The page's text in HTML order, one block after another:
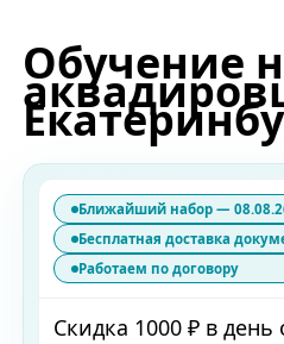
Обучение
Ближайший набор —
Бесплатная доставка
Работаем по договору
Скидка 1000 ₽ в